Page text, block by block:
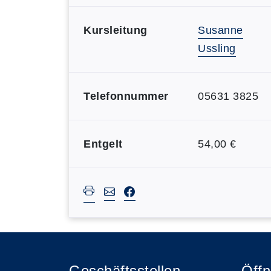
Kursleitung
Susanne
Ussling
Telefonnummer 05631 3825
Entgelt 54,00 €